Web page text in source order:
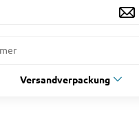
Versandverpackung